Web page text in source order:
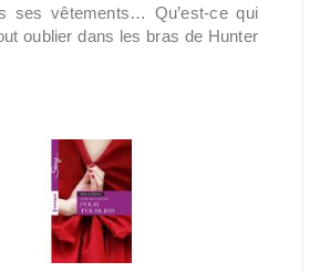
ses vêtements… Qu’est-ce qui
oublier dans les bras de Hunter